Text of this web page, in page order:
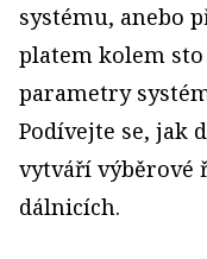
systému, anebo
platem kolem
parametry
Podívejte se, jak
vytváří výběrové
dálnicích.